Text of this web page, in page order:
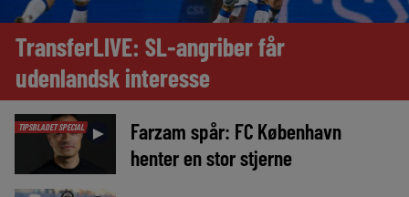
TransferLIVE: SL-angriber får
udenlandsk interesse
TIPSBLADET SPECIAL ►
Farzam spår: FC København
henter en stor stjerne